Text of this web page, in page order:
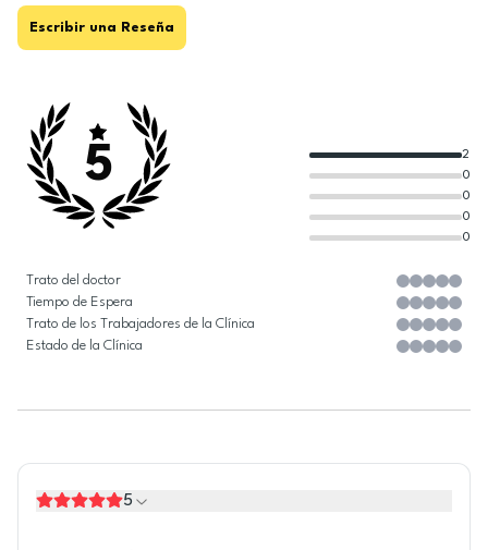
Escribir una Reseña
5
0
0
0
0
2
Trato del doctor
Tiempo de Espera
Trato de los Trabajadores de la Clínica
Estado de la Clínica
5